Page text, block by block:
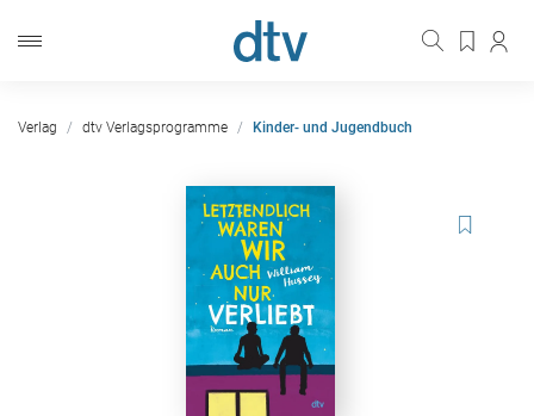
Verlag dtv Verlagsprogramme Kinder- und Jugendbuch